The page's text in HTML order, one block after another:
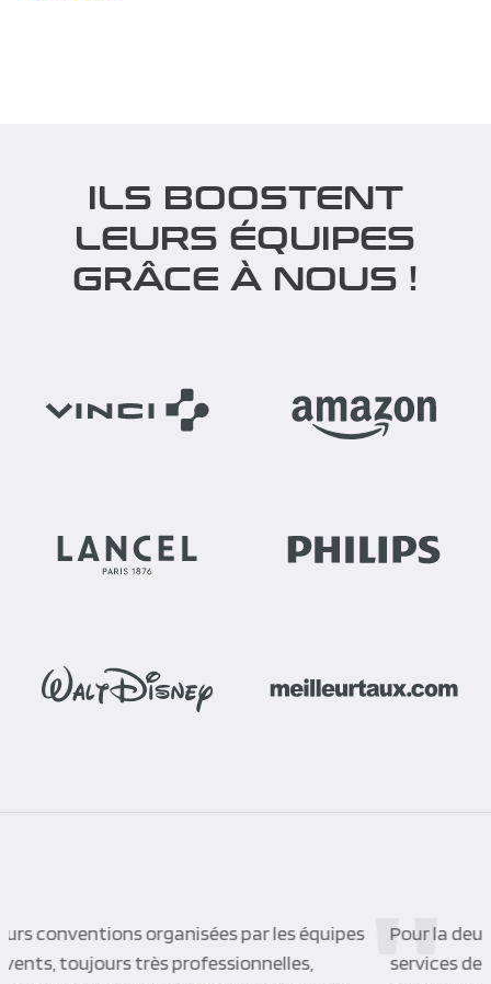
ILS BOOSTENT
LEURS ÉQUIPES
GRÂCE À NOUS !
Pour la deuxième fois nous avons fait appel aux
services de Corpo évents, pour organiser notre